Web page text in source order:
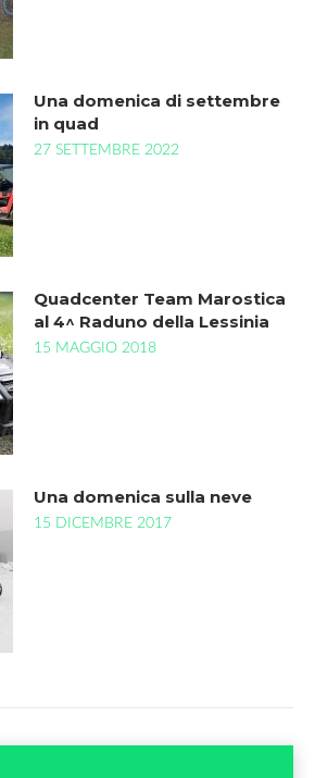
Una domenica di settembre
in quad
27 SETTEMBRE 2022
Quadcenter Team Marostica
al 4^ Raduno della Lessinia
15 MAGGIO 2018
Una domenica sulla neve
15 DICEMBRE 2017